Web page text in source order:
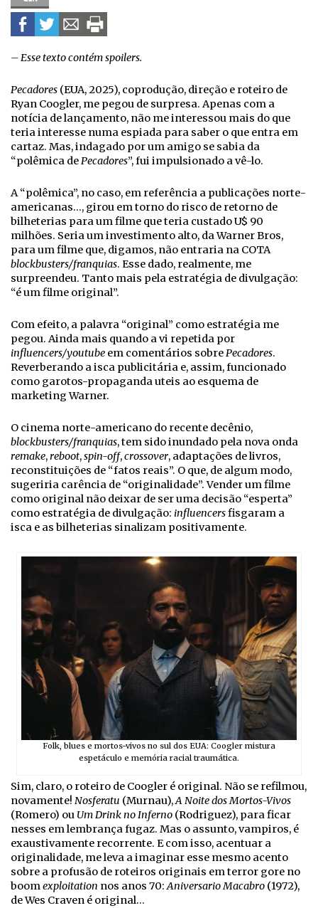
– Esse texto contém spoilers.
Pecadores (EUA, 2025), coprodução, direção e roteiro de
Ryan Coogler, me pegou de surpresa. Apenas com a
notícia de lançamento, não me interessou mais do que
teria interesse numa espiada para saber o que entra em
cartaz. Mas, indagado por um amigo se sabia da
“polêmica dePecadores”, fui impulsionado a vê-lo.
A “polêmica”, no caso, em referência a publicações norte-
americanas…, girou em torno do risco de retorno de
bilheterias para um filme que teria custado U$ 90
milhões. Seria um investimento alto, da Warner Bros,
para um filme que, digamos, não entraria na COTA
blockbusters/franquias. Esse dado, realmente, me
surpreendeu. Tanto mais pela estratégia de divulgação:
“é um filme original”.
Com efeito, a palavra “original” como estratégia me
pegou. Ainda mais quando a vi repetida por
influencers/youtube em comentários sobrePecadores.
Reverberando a isca publicitária e, assim, funcionado
como garotos-propaganda uteis ao esquema de
marketing Warner.
O cinema norte-americano do recente decênio,
blockbusters/franquias, tem sido inundado pela nova onda
remake,reboot,spin-off,crossover, adaptações de livros,
reconstituições de “fatos reais”. O que, de algum modo,
sugeriria carência de “originalidade”. Vender um filme
como original não deixar de ser uma decisão “esperta”
como estratégia de divulgação: influencersfisgaram a
isca e as bilheterias sinalizam positivamente.
Folk, blues e mortos-vivos no sul dos EUA: Coogler mistura
espetáculo e memória racial traumática.
Sim, claro, o roteiro de Coogler é original. Não se refilmou,
novamente! Nosferatu (Murnau),A Noite dos Mortos-Vivos
(Romero) ou Um Drink no Inferno (Rodriguez), para ficar
nesses em lembrança fugaz. Mas o assunto, vampiros, é
exaustivamente recorrente. E com isso, acentuar a
originalidade, me leva a imaginar esse mesmo acento
sobre a profusão de roteiros originais em terror gore no
boomexploitation nos anos 70:Aniversario Macabro (1972),
de Wes Craven é original…